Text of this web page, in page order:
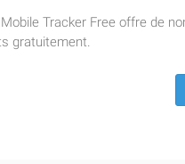
Tracker Free offre de
gratuitement.